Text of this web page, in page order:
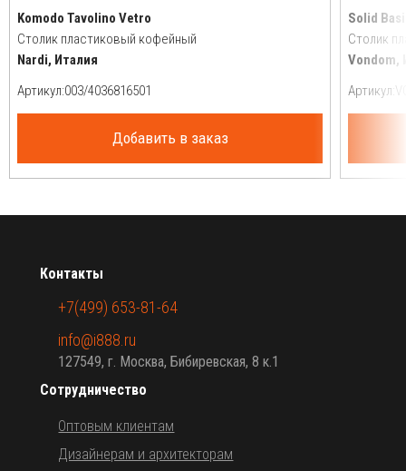
Komodo Tavolino Vetro
Столик пластиковый кофейный
Nardi, Италия
Артикул:
Добавить в заказ
Solid
Столик
Vondom,
Артикул:
Сотрудничество
Оптовым клиентам
Дизайнерам и архитекторам
Контакты
+7(499) 653-81-64
info@i888.ru
127549, г. Москва, Бибиревская, 8 к.1